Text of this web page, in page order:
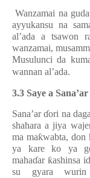
Wanzamai na
ayyukansu na
al’ada a tsawon
wanzamai,
Musulunci da
wannan al’ada.
3.3 Saye a Sana’ar
Sana’arɗori na
shahara a jiya
ma maƙwabta, don
ya kare ko ya
mahaɗar ƙashinsa
su gyara